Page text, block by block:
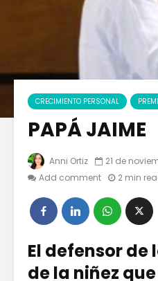
CRECIMIENTO PERSONAL
PAPÁ JAIME
Anni Ortiz
21 de
Add comment
2 min
El defensor de
de la niñez
5 tips para
un
inteligente
El Auge